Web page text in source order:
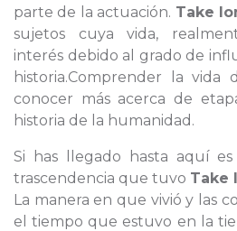
parte de la actuación. Take
sujetos cuya vida,
interés debido al grado de
historia.Comprender la vida
conocer más acerca de
historia de la humanidad.
Si has llegado hasta aquí
trascendencia que tuvo Take
La manera en que vivió y las
el tiempo que estuvo en la